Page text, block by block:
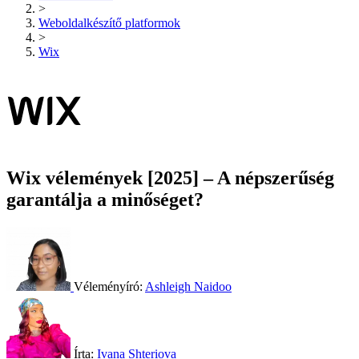
>
Weboldalkészítő platformok
>
Wix
Wix vélemények [2025] – A népszerűség
garantálja a minőséget?
Véleményíró: Ashleigh Naidoo
Írta: Ivana Shteriova